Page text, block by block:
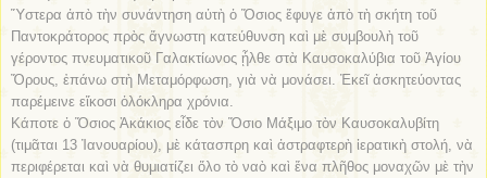
Ὕστερα ἀπὸ τὴν συνάντηση αὐτὴ ὁ Ὅσιος ἔφυγε ἀπὸ τὴ σκήτη τοῦ
Παντοκράτορος πρὸς ἄγνωστη κατεύθυνση καὶ μὲ συμβουλὴ τοῦ
γέροντος πνευματικοῦ Γαλακτίωνος ᾖλθε στὰ Καυσοκαλύβια τοῦ Ἁγίου
Ὄρους, ἐπάνω στὴ Μεταμόρφωση, γιὰ νὰ μονάσει. Ἐκεῖ ἀσκητεύοντας
παρέμεινε εἴκοσι ὁλόκληρα χρόνια.
Κάποτε ὁ Ὅσιος Ἀκάκιος εἶδε τὸν Ὅσιο Μάξιμο τὸν Καυσοκαλυβίτη
(τιμᾶται 13 Ἰανουαρίου), μὲ κάτασπρη καὶ ἀστραφτερὴ ἱερατικὴ στολή, νὰ
περιφέρεται καὶ νὰ θυμιατίζει ὅλο τὸ ναὸ καὶ ἕνα πλῆθος μοναχῶν μὲ τὴν